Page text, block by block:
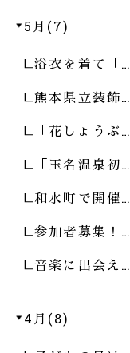
5月(7)
浴衣を着て「…
熊本県立装飾…
「花しょうぶ…
「玉名温泉初…
和水町で開催…
参加者募集！…
音楽に出会え…
4月(8)